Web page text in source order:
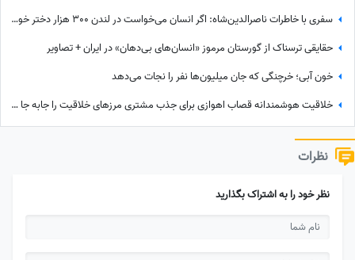
سفری با خاطرات ناصرالدین‌شاه: اگر انسان می‌خواست در لندن 300 هزار دختر خوشگل منتخب می‌کرد، خیلی اوضاع غریبی بود/ خیلی خیلی تماشا کردیم
حقایقی ترسناک از گورستان مرموز «انسان‌های بی‌دهان» در ایران + تصاویر
خون آبی؛ خرچنگی که جان میلیون‌ها نفر را نجات می‌دهد
خلاقیت هوشمندانه قصاب اهوازی برای جذب مشتری مرزهای خلاقیت را جابه جا کرد/ مغزشو باید طلا گرفت +عکس
نظرات
نظر خود را به اشتراک بگذارید